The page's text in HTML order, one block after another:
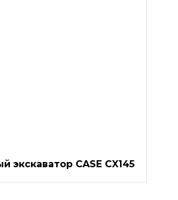
экскаватор CASE CX145